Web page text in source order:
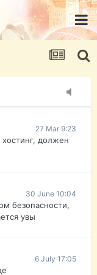
pasport-ua.com/
и форум
27 Mar 9:23
должен
30 June 10:04
безопасности,
увы
6 July 17:05